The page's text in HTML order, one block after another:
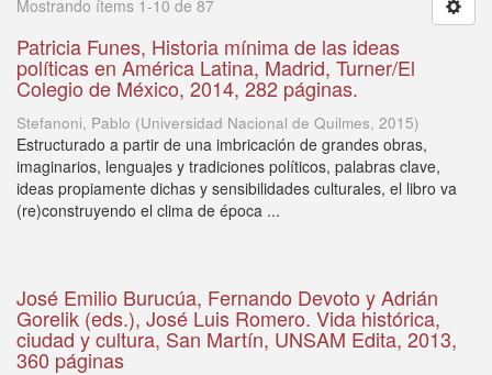
Mostrando ítems 1-10 de 87
Patricia Funes, Historia mínima de las ideas
políticas en América Latina, Madrid, Turner/El
Colegio de México, 2014, 282 páginas.
Stefanoni, Pablo (Universidad Nacional de Quilmes, 2015)
Estructurado a partir de una imbricación de grandes obras,
imaginarios, lenguajes y tradiciones políticos, palabras clave,
ideas propiamente dichas y sensibilidades culturales, el libro va
(re)construyendo el clima de época ...
José Emilio Burucúa, Fernando Devoto y Adrián
Gorelik (eds.), José Luis Romero. Vida histórica,
ciudad y cultura, San Martín, UNSAM Edita, 2013,
360 páginas